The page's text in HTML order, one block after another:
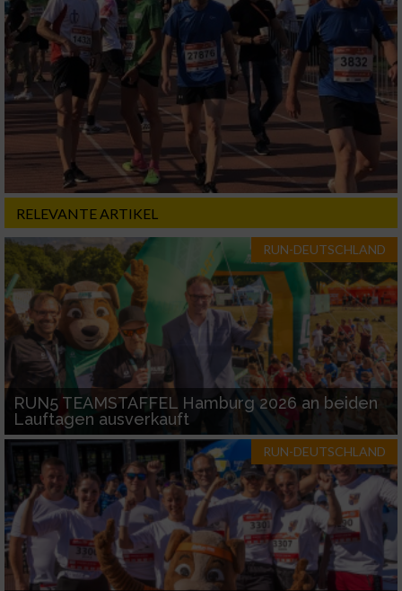
RELEVANTE ARTIKEL
RUN-DEUTSCHLAND
RUN5 TEAMSTAFFEL Hamburg 2026 an beiden
Lauftagen ausverkauft
RUN-DEUTSCHLAND